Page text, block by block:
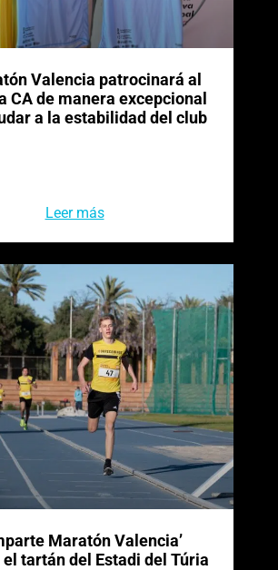
Valencia patrocinará al
CA de manera excepcional
a la estabilidad del club
Leer más
Maratón Valencia’
el tartán del Estadi del Túria